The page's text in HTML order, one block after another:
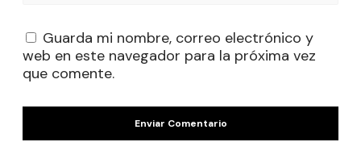
Guarda mi nombre, correo electrónico y
web en este navegador para la próxima vez
que comente.